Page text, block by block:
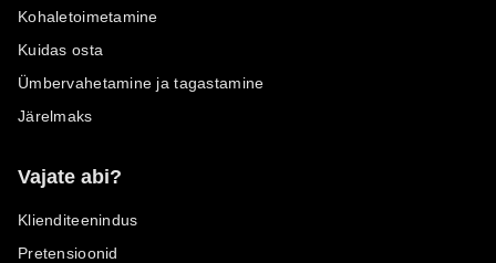
Kohaletoimetamine
Kuidas osta
Ümbervahetamine ja tagastamine
Järelmaks
Vajate abi?
Klienditeenindus
Pretensioonid